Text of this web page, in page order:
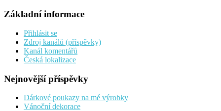
Základní informace
Přihlásit se
Zdroj kanálů (příspěvky)
Kanál komentářů
Česká lokalizace
Nejnovější příspěvky
Dárkové poukazy na mé výrobky
Vánoční dekorace